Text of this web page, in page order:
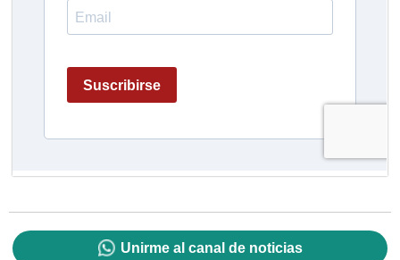
Unirme al canal de noticias